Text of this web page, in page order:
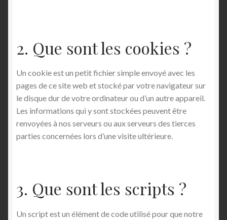
Shop Settings
Vendors
2. Que sont les cookies ?
Un cookie est un petit fichier simple envoyé avec les
pages de ce site web et stocké par votre navigateur sur
le disque dur de votre ordinateur ou d’un autre appareil.
Les informations qui y sont stockées peuvent être
renvoyées à nos serveurs ou aux serveurs des tierces
parties concernées lors d’une visite ultérieure.
3. Que sont les scripts ?
Un script est un élément de code utilisé pour que notre